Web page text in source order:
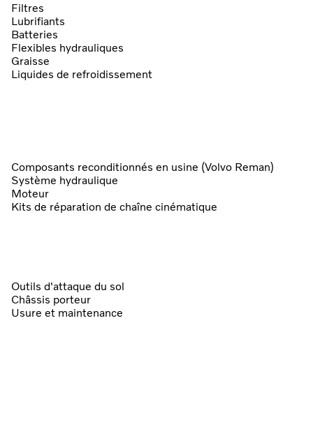
Filtres
Lubrifiants
Batteries
Flexibles hydrauliques
Graisse
Liquides de refroidissement
Composants reconditionnés en usine (Volvo Reman)
Système hydraulique
Moteur
Kits de réparation de chaîne cinématique
Outils d'attaque du sol
Châssis porteur
Usure et maintenance